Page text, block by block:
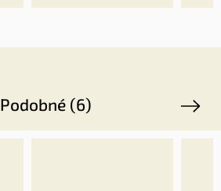
Podobné (6) Next